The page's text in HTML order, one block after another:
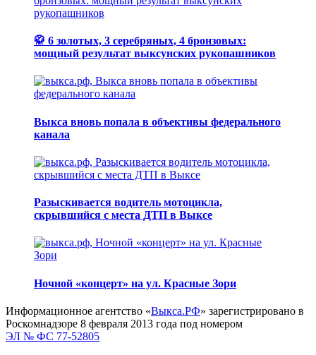
🥋 6 золотых, 3 серебряных, 4 бронзовых:
мощный результат выксунских рукопашников
Выкса вновь попала в объективы федерального
канала
Разыскивается водитель мотоцикла,
скрывшийся с места ДТП в Выксе
Ночной «концерт» на ул. Красные Зори
Информационное агентство «Выкса.РФ» зарегистрировано в
Роскомнадзоре 8 февраля 2013 года под номером
ЭЛ № ФС 77-52805